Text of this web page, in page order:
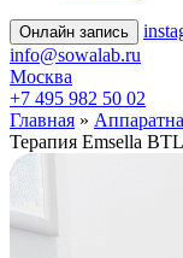
Онлайн запись
info@sowalab.ru
Москва
+7 495 982 50 02
Главная »
Терапия Emsella BTL